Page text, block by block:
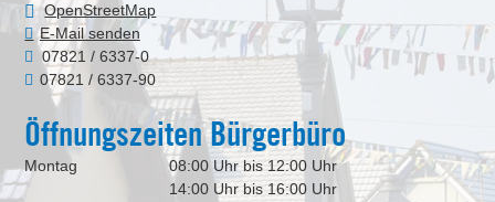
OpenStreetMap
E-Mail senden
07821 / 6337-0
07821 / 6337-90
Öffnungszeiten Bürgerbüro
Montag
08:00 Uhr bis 12:00 Uhr
14:00 Uhr bis 16:00 Uhr